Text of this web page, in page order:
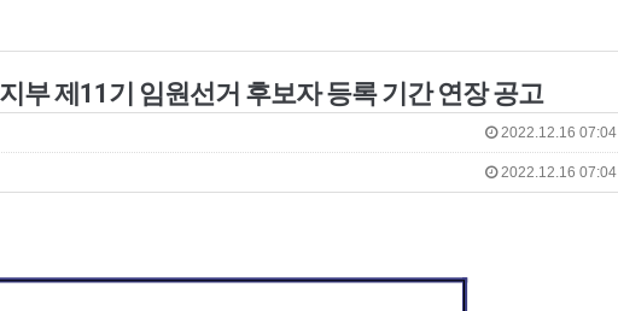
부 제11기 임원선거 후보자 등록 기간 연장 공고
2022.12.16 07:04
2022.12.16 07:04